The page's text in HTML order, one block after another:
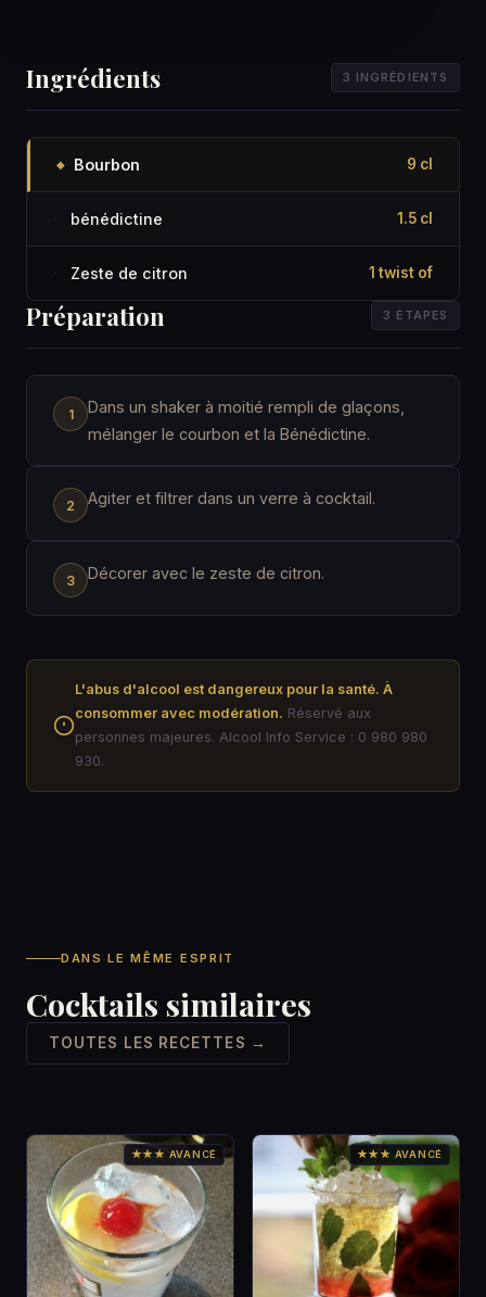
Ingrédients 3 INGRÉDIENTS
◆ Bourbon 9 cl
· bénédictine 1.5 cl
· Zeste de citron 1 twist of
Préparation 3 ÉTAPES
Dans un shaker à moitié rempli de glaçons,
mélanger le courbon et la Bénédictine.
Agiter et filtrer dans un verre à cocktail.
Décorer avec le zeste de citron.
L'abus d'alcool est dangereux pour la santé. À
consommer avec modération. Réservé aux
personnes majeures. Alcool Info Service : 0 980 980
930.
DANS LE MÊME ESPRIT
Cocktails similaires
TOUTES LES RECETTES →
★★★ AVANCÉ ★★★ AVANCÉ